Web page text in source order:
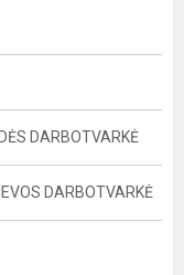
DARBOTVARKĖ
DARBOTVARKĖ